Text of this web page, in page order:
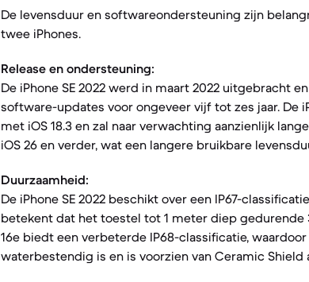
De levensduur en softwareondersteuning zijn
twee iPhones.
Release en ondersteuning:
De iPhone SE 2022 werd in maart 2022 uitgebracht
software-updates voor ongeveer vijf tot zes jaar. De
met iOS 18.3 en zal naar verwachting aanzienlijk
iOS 26 en verder, wat een langere bruikbare
Duurzaamheid:
De iPhone SE 2022 beschikt over een IP67-
betekent dat het toestel tot 1 meter diep gedurende
16e biedt een verbeterde IP68-classificatie,
waterbestendig is en is voorzien van Ceramic